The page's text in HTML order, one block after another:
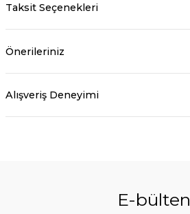
Taksit Seçenekleri
Önerileriniz
Alışveriş Deneyimi
E-bülten